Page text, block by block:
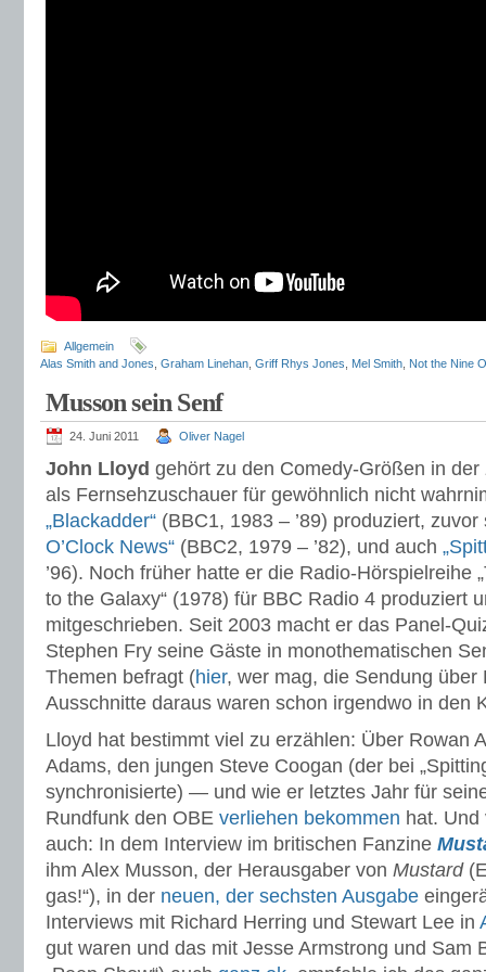
Allgemein
Alas Smith and Jones Graham Linehan Griff Rhys Jones Mel Smith Not the Nine
Musson sein Senf
24. Juni 2011 Oliver Nagel
John Lloyd gehört zu den Comedy-Größen in
als Fernsehzuschauer für gewöhnlich nicht
„Blackadder“ (BBC1, 1983 – ’89) produziert,
O’Clock News“ (BBC2, 1979 – ’82), und auch
’96). Noch früher hatte er die Radio-Hörspielreihe
to the Galaxy“ (1978) für BBC Radio 4 produziert
mitgeschrieben. Seit 2003 macht er das Panel-
Stephen Fry seine Gäste in monothematischen
Themen befragt (hier, wer mag, die Sendung über
Ausschnitte daraus waren schon irgendwo in den
Lloyd hat bestimmt viel zu erzählen: Über Rowan
Adams, den jungen Steve Coogan (der bei
synchronisierte) — und wie er letztes Jahr für
Rundfunk den OBE verliehen bekommen hat.
auch: In dem Interview im britischen Fanzine
ihm Alex Musson, der Herausgaber von Mustard
gas!“), in der neuen, der sechsten Ausgabe
Interviews mit Richard Herring und Stewart Lee in
gut waren und das mit Jesse Armstrong und Sam